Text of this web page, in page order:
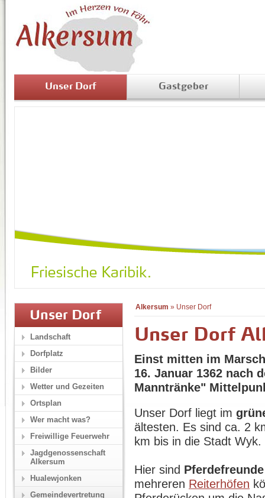
Unser Dorf Gastgeber
Alkersum » Unser Dorf
Unser Dorf
Einst mitten im
16. Januar 1362 nach
Manntränke"
Unser Dorf liegt im
ältesten. Es sind ca. 2
km bis in die Stadt Wyk.
Hier sind Pferdefreunde
mehreren Reiterhöfen
Unser Dorf
Landschaft
Dorfplatz
Bilder
Wetter und Gezeiten
Ortsplan
Wer macht was?
Freiwillige Feuerwehr
Jagdgenossenschaft
Alkersum
Hualewjonken
Gemeindevertretung